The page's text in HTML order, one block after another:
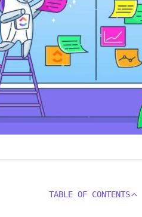
TABLE OF CONTENTS